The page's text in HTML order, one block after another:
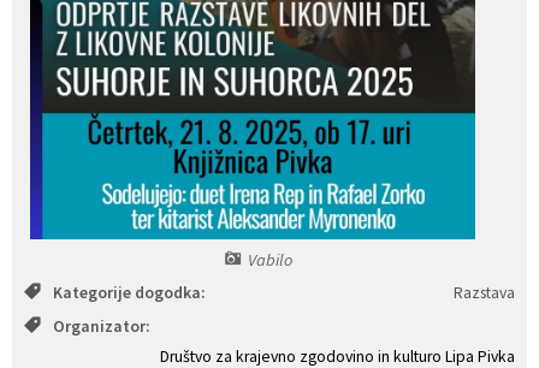
Vabilo
Kategorije dogodka:
Razstava
Organizator:
Društvo za krajevno zgodovino in kulturo Lipa Pivka
Izobraževanje
Kultura, šport in turizem
Skupna občinska uprava